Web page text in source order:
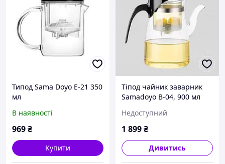
Типод Sama Doyo E-21 350
мл
В наявності
969₴
Купити
Тіпод чайник заварник
Samadoyo B-04, 900 мл
кнопкою
Недоступний
1 899₴
Дивитись